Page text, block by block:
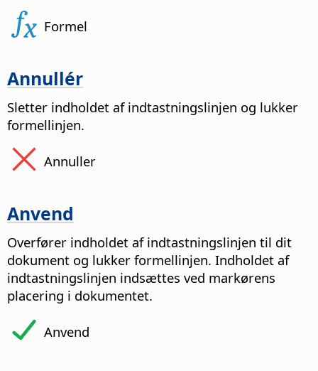
Formel
Annullér
Sletter indholdet af indtastningslinjen og lukker
formellinjen.
Annuller
Anvend
Overfører indholdet af indtastningslinjen til dit
dokument og lukker formellinjen. Indholdet af
indtastningslinjen indsættes ved markørens
placering i dokumentet.
Anvend